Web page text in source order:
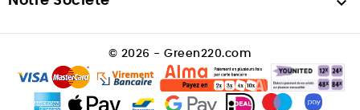
© 2026 - Green220.com